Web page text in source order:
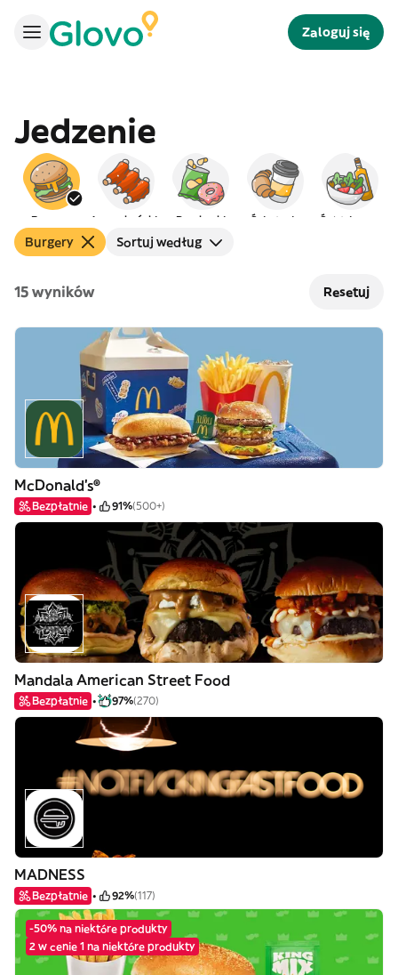
Zaloguj się
Jedzenie
Burgery Amerykańskie Przekąski Śniadanie Śródziemne
Burgery Sortuj według
15 wyników Resetuj
McDonald's®
Bezpłatnie 91%(500+)
Mandala American Street Food
Bezpłatnie 97%(270)
MADNESS
Bezpłatnie 92%(117)
-50% na niektóre produkty
2 w cenie 1 na niektóre produkty